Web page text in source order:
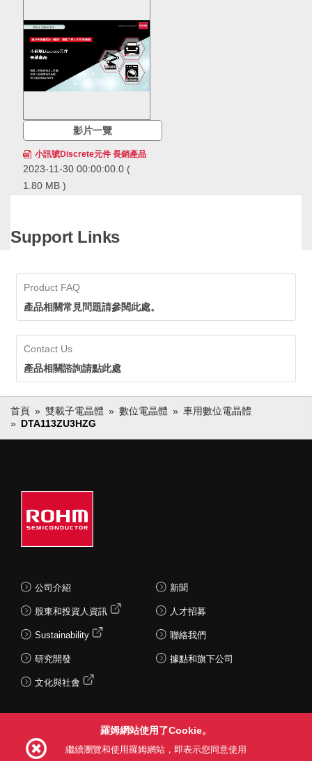
影片一覽
小訊號Discrete元件 長銷產品
2023-11-30 00:00:00.0 (
1.80 MB )
經超過600億個，擁有領先業
生命週期長的應用中也可以放
心採用。
ROHM的小訊號Discrete元件長銷
個，擁有領先業界的供貨實績。
ROHM透過確保穩定的生產和供
應，即使在生命週期長的應用中也
可以放心採用。
Support Links
Product FAQ
產品相關常見問題請參閱此處。
Contact Us
產品相關諮詢請點此處
首頁 雙載子電晶體 數位電晶體
車用數位電晶體
DTA113ZU3HZG
公司介紹
股東和投資人資訊
Sustainability
研究開發
文化與社會
新聞
人才招募
聯絡我們
據點和旗下公司
羅姆網站使用了Cookie。
繼續瀏覽和使用羅姆網站，即表示您同意使用